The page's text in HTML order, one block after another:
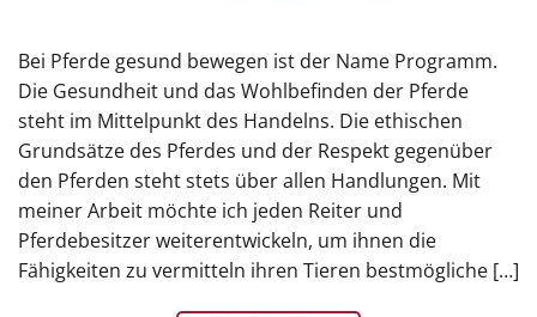
Bei Pferde gesund bewegen ist der Name Programm.
Die Gesundheit und das Wohlbefinden der Pferde
steht im Mittelpunkt des Handelns. Die ethischen
Grundsätze des Pferdes und der Respekt gegenüber
den Pferden steht stets über allen Handlungen. Mit
meiner Arbeit möchte ich jeden Reiter und
Pferdebesitzer weiterentwickeln, um ihnen die
Fähigkeiten zu vermitteln ihren Tieren bestmögliche […]